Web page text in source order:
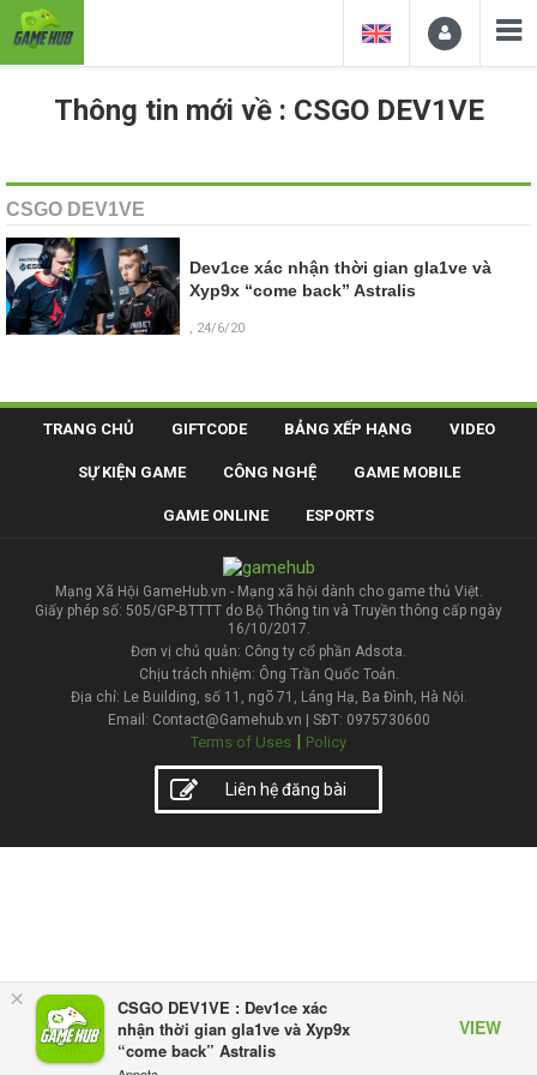
×
CSGO DEV1VE : Dev1ce xác
nhận thời gian gla1ve và Xyp9x
“come back” Astralis
VIEW
Thông tin mới về : CSGO DEV1VE
CSGO DEV1VE
Dev1ce xác nhận thời gian gla1ve và
Xyp9x “come back” Astralis
, 24/6/20
TRANG CHỦ GIFTCODE BẢNG XẾP HẠNG VIDEO
SỰ KIỆN GAME CÔNG NGHỆ GAME MOBILE
GAME ONLINE ESPORTS
Mạng Xã Hội GameHub.vn - Mạng xã hội dành cho game thủ Việt.
Giấy phép số: 505/GP-BTTTT do Bộ Thông tin và Truyền thông cấp ngày
16/10/2017.
Đơn vị chủ quản: Công ty cổ phần Adsota.
Chịu trách nhiệm: Ông Trần Quốc Toản.
Địa chỉ: Le Building, số 11, ngõ 71, Láng Hạ, Ba Đình, Hà Nội.
Email: Contact@Gamehub.vn | SĐT: 0975730600
Terms of Uses | Policy
Liên hệ đăng bài